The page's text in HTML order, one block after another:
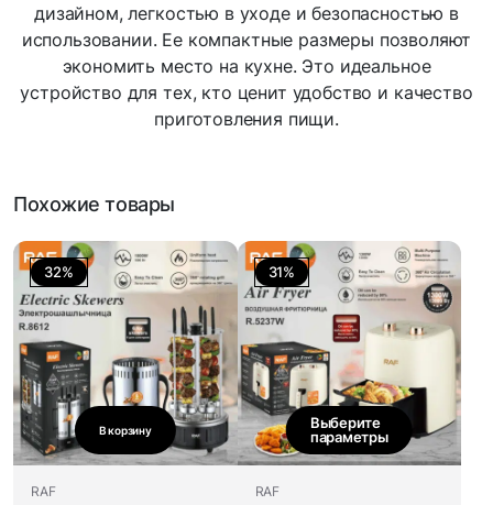
дизайном, легкостью в уходе и безопасностью в
использовании. Ее компактные размеры позволяют
экономить место на кухне. Это идеальное
устройство для тех, кто ценит удобство и качество
приготовления пищи.
Похожие товары
32%
В корзину
RAF
31%
Выберите
параметры
RAF